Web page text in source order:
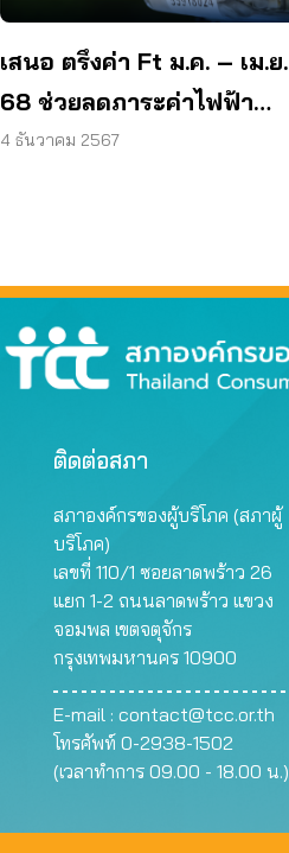
เสนอ ตรึงค่า Ft ม.ค. – เม.ย.
68 ช่วยลดภาระค่าไฟฟ้า
ประชาชน
4 ธันวาคม 2567
ติดต่อสภา
สภาองค์กรของผู้บริโภค (สภาผู้
บริโภค)
เลขที่ 110/1 ซอยลาดพร้าว 26
แยก 1-2 ถนนลาดพร้าว แขวง
จอมพล เขตจตุจักร
กรุงเทพมหานคร 10900
E-mail : contact@tcc.or.th
โทรศัพท์ 0-2938-1502
(เวลาทำการ 09.00 - 18.00 น.)